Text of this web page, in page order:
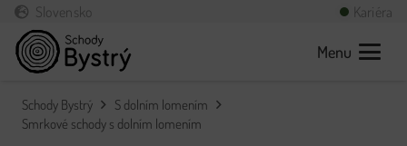
Slovensko Kariéra
Menu
Schody Bystrý
S dolním lomením
Smrkové schody s dolním lomením